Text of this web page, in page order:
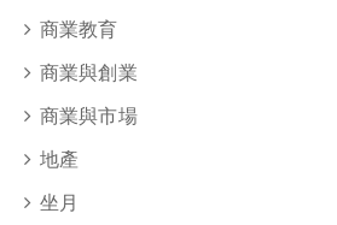
商業教育
商業與創業
商業與市場
地產
坐月